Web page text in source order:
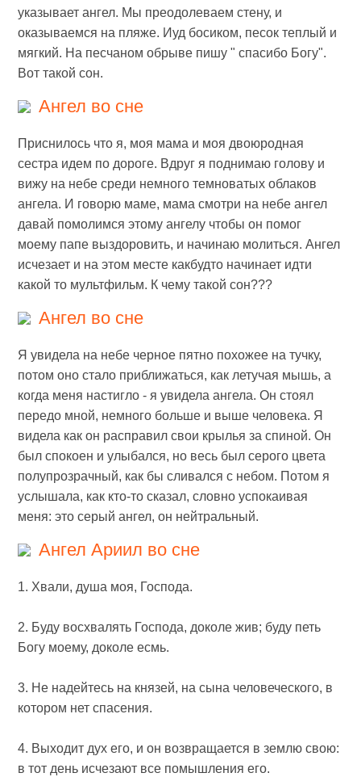
указывает ангел. Мы преодолеваем стену, и
оказываемся на пляже. Иуд босиком, песок теплый и
мягкий. На песчаном обрыве пишу " спасибо Богу".
Вот такой сон.
Ангел во сне
Приснилось что я, моя мама и моя двоюродная
сестра идем по дороге. Вдруг я поднимаю голову и
вижу на небе среди немного темноватых облаков
ангела. И говорю маме, мама смотри на небе ангел
давай помолимся этому ангелу чтобы он помог
моему папе выздоровить, и начинаю молиться. Ангел
исчезает и на этом месте какбудто начинает идти
какой то мультфильм. К чему такой сон???
Ангел во сне
Я увидела на небе черное пятно похожее на тучку,
потом оно стало приближаться, как летучая мышь, а
когда меня настигло - я увидела ангела. Он стоял
передо мной, немного больше и выше человека. Я
видела как он расправил свои крылья за спиной. Он
был спокоен и улыбался, но весь был серого цвета
полупрозрачный, как бы сливался с небом. Потом я
услышала, как кто-то сказал, словно успокаивая
меня: это серый ангел, он нейтральный.
Ангел Ариил во сне
1. Хвали, душа моя, Господа.
2. Буду восхвалять Господа, доколе жив; буду петь
Богу моему, доколе есмь.
3. Не надейтесь на князей, на сына человеческого, в
котором нет спасения.
4. Выходит дух его, и он возвращается в землю свою:
в тот день исчезают все помышления его.